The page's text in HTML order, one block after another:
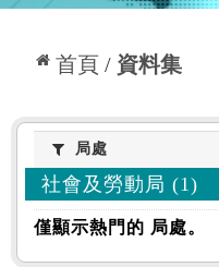
首頁 資料集
:::
局處局處
社會及勞動局 (1)
僅顯示熱門的 局處。